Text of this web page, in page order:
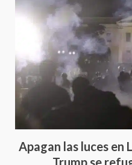
Apagan las luces en
Trump se
Ciudad
5 agosto